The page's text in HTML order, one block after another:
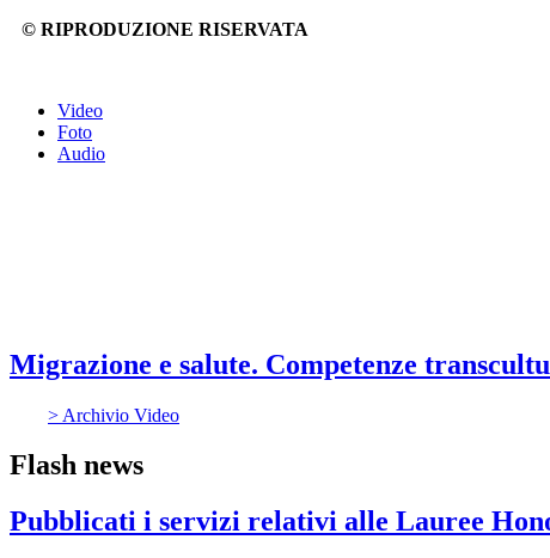
© RIPRODUZIONE RISERVATA
Video
Foto
Audio
Migrazione e salute. Competenze
> Archivio Video
Flash news
Pubblicati i servizi relativi alle Lauree